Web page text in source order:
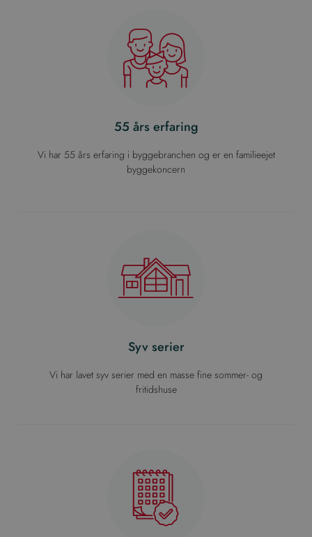
55 års erfaring
Vi har 55 års erfaring i byggebranchen og er en familieejet
byggekoncern
Syv serier
Vi har lavet syv serier med en masse fine sommer- og
fritidshuse